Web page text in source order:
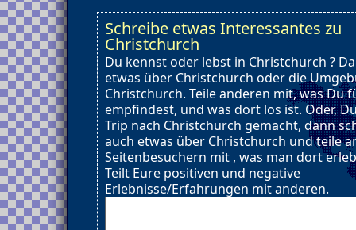
Schreibe etwas Interessantes zu
Christchurch
Du kennst oder lebst in Christchurch ?
etwas über Christchurch oder die
Christchurch. Teile anderen mit, was Du
empfindest, und was dort los ist. Oder,
Trip nach Christchurch gemacht, dann
auch etwas über Christchurch und teile
Seitenbesuchern mit , was man dort
Teilt Eure positiven und negative
Erlebnisse/Erfahrungen mit anderen.